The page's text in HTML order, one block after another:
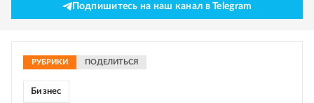
Подпишитесь на наш канал в Telegram
РУБРИКИ ПОДЕЛИТЬСЯ
Бизнес